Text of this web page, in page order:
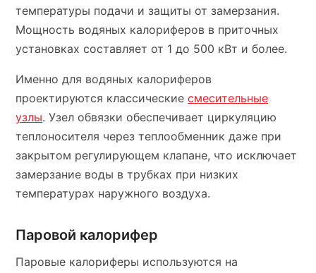
температуры подачи и защиты от замерзания.
Мощность водяных калориферов в приточных
установках составляет от 1 до 500 кВт и более.
Именно для водяных калориферов
проектируются классические смесительные
узлы. Узел обвязки обеспечивает циркуляцию
теплоносителя через теплообменник даже при
закрытом регулирующем клапане, что исключает
замерзание воды в трубках при низких
температурах наружного воздуха.
Паровой калорифер
Паровые калориферы используются на